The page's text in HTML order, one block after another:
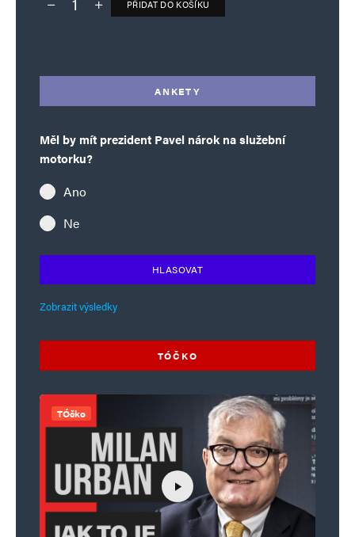
Deník TO – verze bez reklam množství
PŘIDAT DO KOŠÍKU
ANKETY
Měl by mít prezident Pavel nárok na služební
motorku?
Ano
Ne
HLASOVAT
Zobrazit výsledky
TÓČKO
TÓčko